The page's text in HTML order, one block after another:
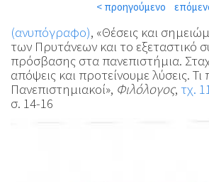
< προηγούμενο
(ανυπόγραφο), «Θέσεις και
των Πρυτάνεων και το εξεταστικό
πρόσβασης στα πανεπιστήμια.
απόψεις και προτείνουμε λύσεις. Τι
Πανεπιστημιακοί», Φιλόλογος, τχ.
σ. 14-16